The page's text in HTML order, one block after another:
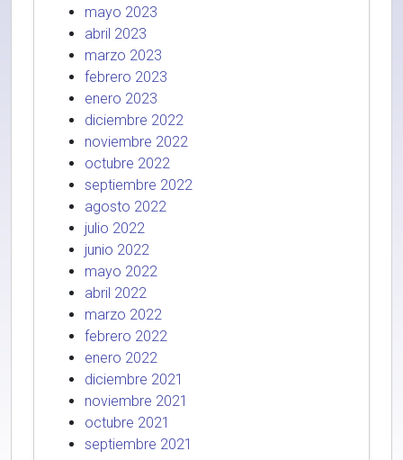
mayo 2023
abril 2023
marzo 2023
febrero 2023
enero 2023
diciembre 2022
noviembre 2022
octubre 2022
septiembre 2022
agosto 2022
julio 2022
junio 2022
mayo 2022
abril 2022
marzo 2022
febrero 2022
enero 2022
diciembre 2021
noviembre 2021
octubre 2021
septiembre 2021